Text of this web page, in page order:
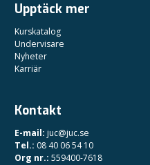
Upptäck mer
Kurskatalog
Undervisare
Nyheter
Karriär
Kontakt
E-mail: juc@juc.se
Tel.: 08 40 06 54 10
Org nr.: 559400-7618